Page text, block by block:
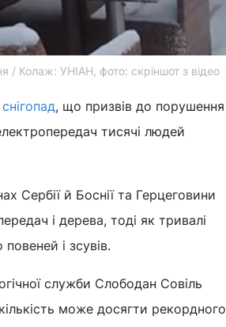
/ Колаж: УНІАН, фото: скріншот з відео
, що призвів до порушення
тисячі людей
Сербії й Боснії та Герцеговини
і дерева, тоді як тривалі
і зсувів.
служби Слободан Совіль
може досягти рекордного